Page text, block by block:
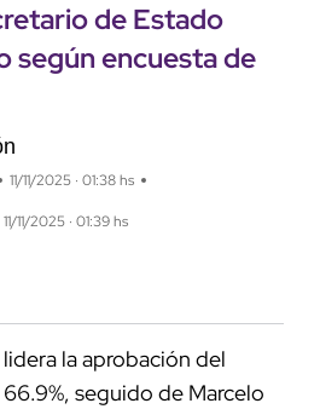
de Estado
según encuesta de
11/11/2025 · 01:38 hs
11/2025 · 01:39 hs
la aprobación del
seguido de Marcelo